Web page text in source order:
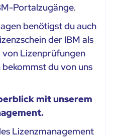
Portalzugänge.
benötigst du auch
der IBM als
von Lizenprüfungen
du von uns
mit unserem
Lizenzmanagement